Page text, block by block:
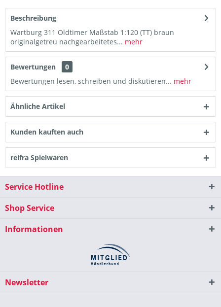
Beschreibung
Wartburg 311 Oldtimer Maßstab 1:120 (TT) braun
originalgetreu nachgearbeitetes... mehr
Bewertungen
0
Bewertungen lesen, schreiben und diskutieren... mehr
Ähnliche Artikel
Kunden kauften auch
reifra Spielwaren
Service Hotline
Shop Service
Informationen
Newsletter